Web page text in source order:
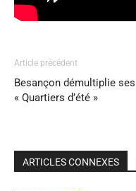
Article précédent
Besançon démultiplie ses
« Quartiers d’été »
ARTICLES CONNEXES